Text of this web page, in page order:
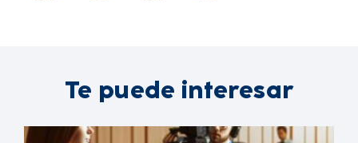
Te puede interesar